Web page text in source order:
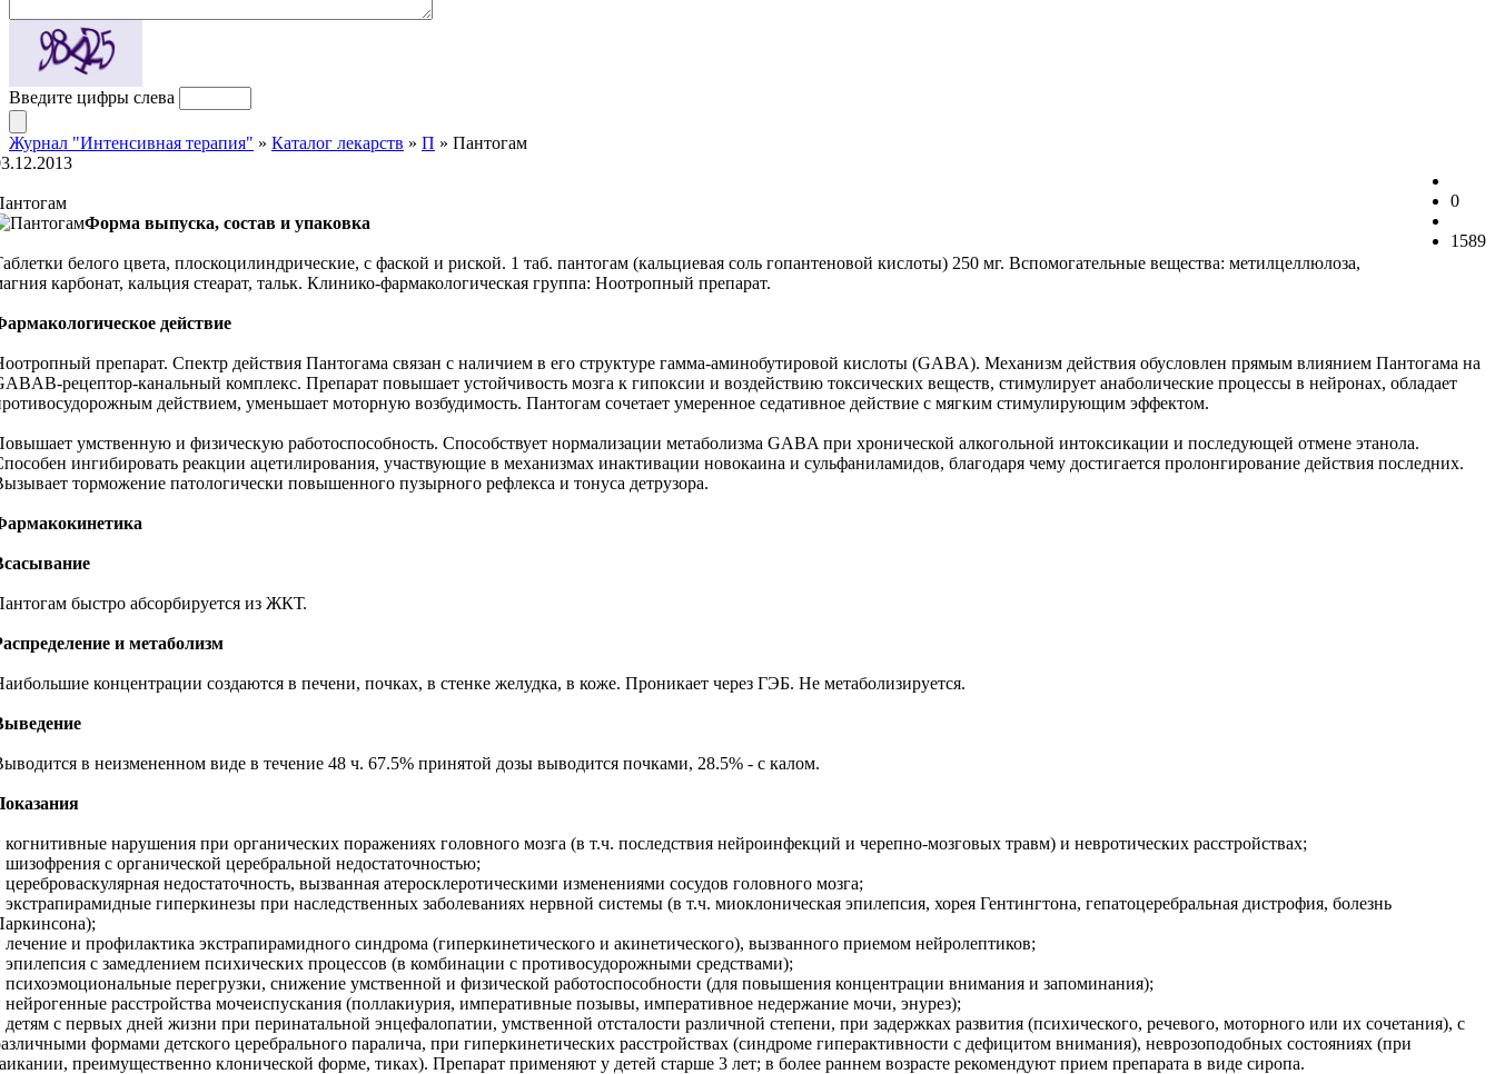
Введите цифры слева
Журнал "Интенсивная терапия" » Каталог лекарств » П » Пантогам
0
1589
Форма выпуска, состав и упаковка
белого цвета, плоскоцилиндрические, с фаской и риской. 1 таб. пантогам (кальциевая соль гопантеновой кислоты) 250 мг. Вспомогательные вещества: метилцеллюлоза,
карбонат, кальция стеарат, тальк. Клинико-фармакологическая группа: Ноотропный препарат.
действие
препарат. Спектр действия Пантогама связан с наличием в его структуре гамма-аминобутировой кислоты (GABA). Механизм действия обусловлен прямым влиянием Пантогама на
рецептор-канальный комплекс. Препарат повышает устойчивость мозга к гипоксии и воздействию токсических веществ, стимулирует анаболические процессы в нейронах, обладает
действием, уменьшает моторную возбудимость. Пантогам сочетает умеренное седативное действие с мягким стимулирующим эффектом.
умственную и физическую работоспособность. Способствует нормализации метаболизма GABA при хронической алкогольной интоксикации и последующей отмене этанола.
ингибировать реакции ацетилирования, участвующие в механизмах инактивации новокаина и сульфаниламидов, благодаря чему достигается пролонгирование действия последних.
торможение патологически повышенного пузырного рефлекса и тонуса детрузора.
быстро абсорбируется из ЖКТ.
и метаболизм
концентрации создаются в печени, почках, в стенке желудка, в коже. Проникает через ГЭБ. Не метаболизируется.
в неизмененном виде в течение 48 ч. 67.5% принятой дозы выводится почками, 28.5% - с калом.
когнитивные нарушения при органических поражениях головного мозга (в т.ч. последствия нейроинфекций и черепно-мозговых травм) и невротических расстройствах;
с органической церебральной недостаточностью;
недостаточность, вызванная атеросклеротическими изменениями сосудов головного мозга;
гиперкинезы при наследственных заболеваниях нервной системы (в т.ч. миоклоническая эпилепсия, хорея Гентингтона, гепатоцеребральная дистрофия, болезнь
лечение и профилактика экстрапирамидного синдрома (гиперкинетического и акинетического), вызванного приемом нейролептиков;
эпилепсия с замедлением психических процессов (в комбинации с противосудорожными средствами);
психоэмоциональные перегрузки, снижение умственной и физической работоспособности (для повышения концентрации внимания и запоминания);
нейрогенные расстройства мочеиспускания (поллакиурия, императивные позывы, императивное недержание мочи, энурез);
с первых дней жизни при перинатальной энцефалопатии, умственной отсталости различной степени, при задержках развития (психического, речевого, моторного или их сочетания), с
формами детского церебрального паралича, при гиперкинетических расстройствах (синдроме гиперактивности с дефицитом внимания), неврозоподобных состояниях (при
преимущественно клонической форме, тиках). Препарат применяют у детей старше 3 лет; в более раннем возрасте рекомендуют прием препарата в виде сиропа.